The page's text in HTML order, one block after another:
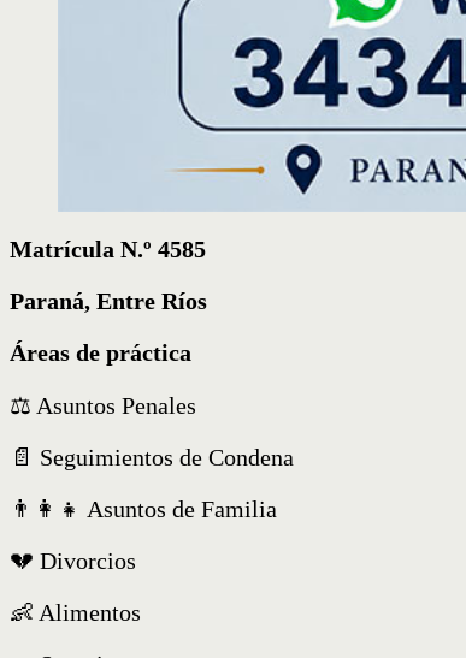
Matrícula N.º 4585
Paraná, Entre Ríos
Áreas de práctica
⚖️ Asuntos Penales
📄 Seguimientos de Condena
👨‍👩‍👧 Asuntos de Familia
💔 Divorcios
👶 Alimentos